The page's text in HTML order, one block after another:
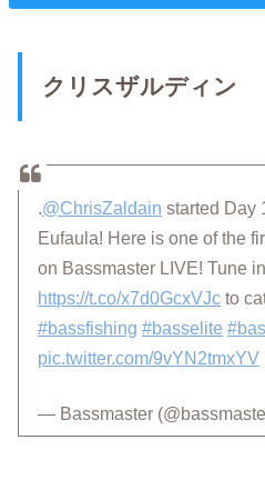
クリスザルディン
.@ChrisZaldain started Day
Eufaula! Here is one of the
on Bassmaster LIVE! Tune
https://t.co/x7d0GcxVJc to
#bassfishing #basselite
pic.twitter.com/9vYN2tmxYV
— Bassmaster